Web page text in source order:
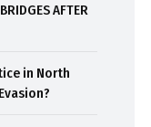
AFTER
in North